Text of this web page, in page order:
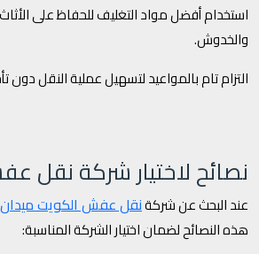
استخدام أفضل مواد التغليف للحفاظ على
والخدوش.
التزام تام بالمواعيد لتسهيل عملية النقل دون
نصائح لاختيار شركة نقل
عند البحث عن شركةنقل عفش الكويت
هذه النصائح لضمان اختيار الشركة المناسبة: